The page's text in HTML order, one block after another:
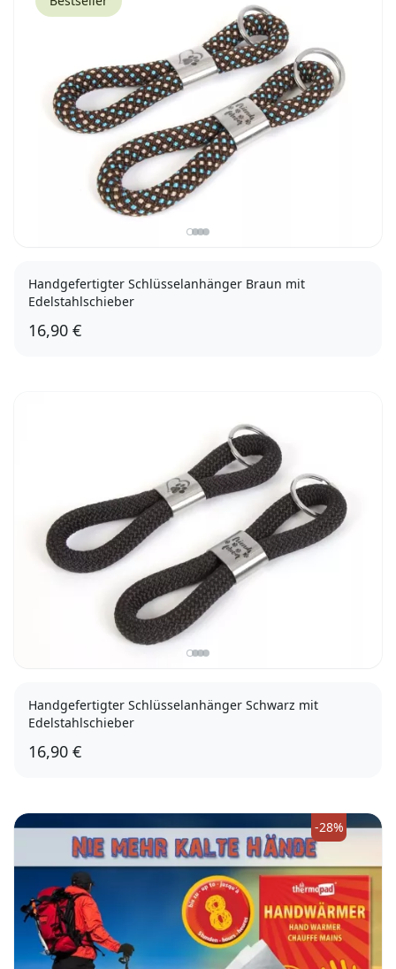
Handgefertigter Schlüsselanhänger Braun mit
Edelstahlschieber
16,90 €
Handgefertigter Schlüsselanhänger Schwarz mit
Edelstahlschieber
16,90 €
-28%